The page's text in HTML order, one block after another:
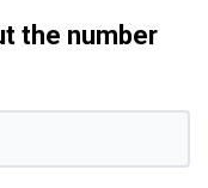
the number